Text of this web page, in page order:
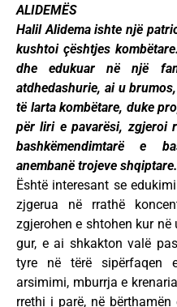
ALIDEMËS
Halil Alidema ishte një
kushtoi çështjes
dhe edukuar në një
atdhedashurie, ai u
të larta kombëtare, duke
për liri e pavarësi, zgjeroi
bashkëmendimtarë e
anembanë trojeve shqiptare.
Është interesant se
zjgerua në rrathë
zgjerohen e shtohen kur
gur, e ai shkakton valë
tyre në tërë sipërfaqen
arsimimi, mburrja e
rrethi i parë, në